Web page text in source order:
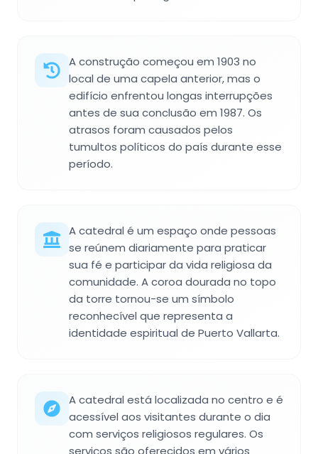
A construção começou em 1903 no
local de uma capela anterior, mas o
edifício enfrentou longas interrupções
antes de sua conclusão em 1987. Os
atrasos foram causados pelos
tumultos políticos do país durante esse
período.
A catedral é um espaço onde pessoas
se reúnem diariamente para praticar
sua fé e participar da vida religiosa da
comunidade. A coroa dourada no topo
da torre tornou-se um símbolo
reconhecível que representa a
identidade espiritual de Puerto Vallarta.
A catedral está localizada no centro e é
acessível aos visitantes durante o dia
com serviços religiosos regulares. Os
serviços são oferecidos em vários